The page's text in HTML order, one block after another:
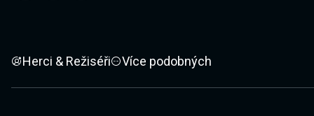
Herci & Režiséři Více podobných